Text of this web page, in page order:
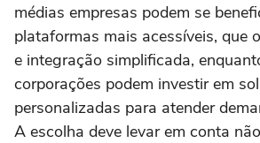
médias empresas podem se
plataformas mais acessíveis, que
e integração simplificada,
corporações podem investir em
personalizadas para atender
A escolha deve levar em conta